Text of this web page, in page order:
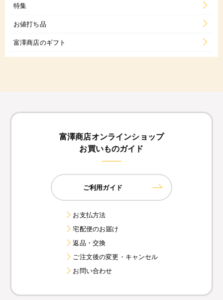
特集
お値打ち品
富澤商店のギフト
富澤商店オンラインショップ
お買いものガイド
ご利用ガイド
お支払方法
宅配便のお届け
返品・交換
ご注文後の変更・キャンセル
お問い合わせ